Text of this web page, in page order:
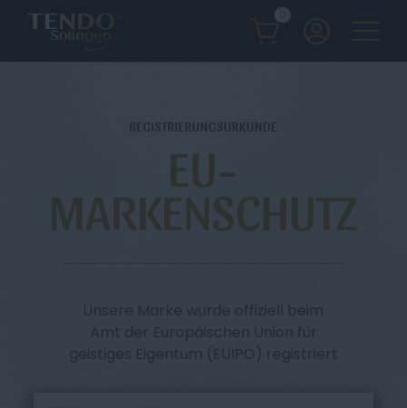
0
REGISTRIERUNGSURKUNDE
EU-
MARKENSCHUTZ
Unsere Marke wurde offiziell beim
Amt der Europäischen Union für
geistiges Eigentum (EUIPO) registriert